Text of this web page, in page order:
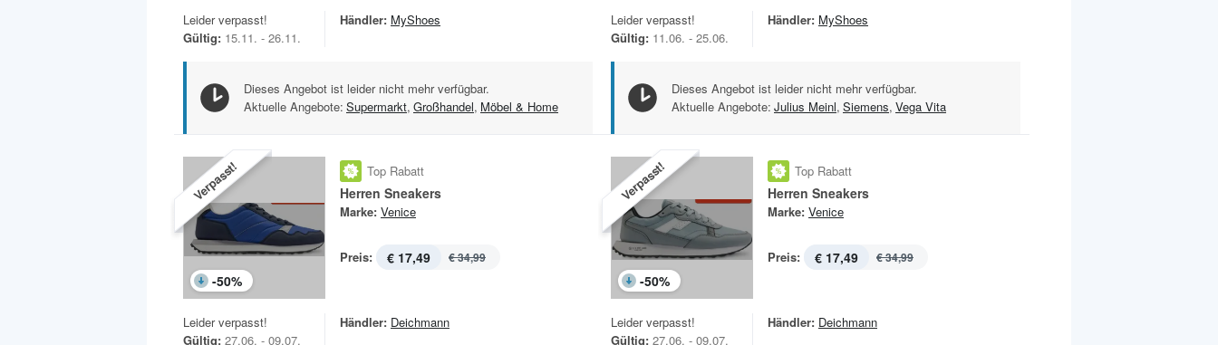
Leider verpasst!
Gültig: 15.11. - 26.11.
Händler: MyShoes
Dieses Angebot ist leider nicht mehr verfügbar.
Aktuelle Angebote: Supermarkt, Großhandel, Möbel & Home
Leider verpasst!
Gültig: 11.06. - 25.06.
Händler: MyShoes
Dieses Angebot ist leider nicht mehr verfügbar.
Aktuelle Angebote: Julius Meinl, Siemens, Vega Vita
Verpasst!
-50%
Top Rabatt
Herren Sneakers
Marke: Venice
Preis: € 17,49 € 34,99
Leider verpasst!
Gültig: 27.06. - 09.07.
Händler: Deichmann
Verpasst!
-50%
Top Rabatt
Herren Sneakers
Marke: Venice
Preis: € 17,49 € 34,99
Leider verpasst!
Gültig: 27.06. - 09.07.
Händler: Deichmann